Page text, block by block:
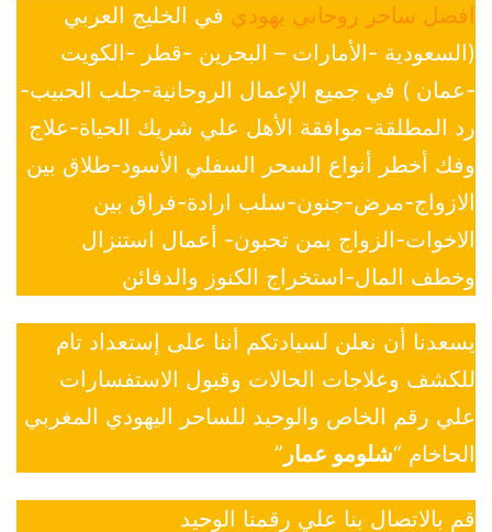
افضل ساحر روحاني يهودي في الخليج العربي
(السعودية -الأمارات – البحرين -قطر -الكويت
-عمان ) في جميع الإعمال الروحانية-جلب الحبيب-
رد المطلقة-موافقة الأهل علي شريك الحياة-علاج
وفك أخطر أنواع السحر السفلي الأسود-طلاق بين
الازواج-مرض-جنون-سلب ارادة-فراق بين
الاخوات-الزواج بمن تحبون- أعمال استنزال
وخطف المال-استخراج الكنوز والدفائن
يسعدنا أن نعلن لسيادتكم أننا على إستعداد تام
للكشف وعلاجات الحالات وقبول الاستفسارات
علي رقم الخاص والوحيد للساحر اليهودي المغربي
الحاخام “شلومو عمار ”
قم بالاتصال بنا علي رقمنا الوحيد